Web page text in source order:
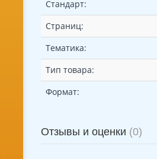
Стандарт:
Страниц:
Тематика:
Тип товара:
Формат:
Отзывы и оценки (0)